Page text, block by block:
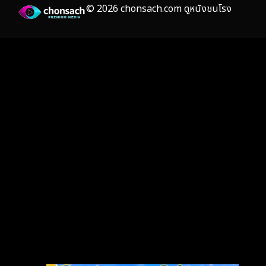
Gothic
© 2026 chonsach.com ดูหนังชนโรง